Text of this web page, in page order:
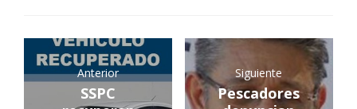
Anterior
SSPC
Siguiente
Pescadores